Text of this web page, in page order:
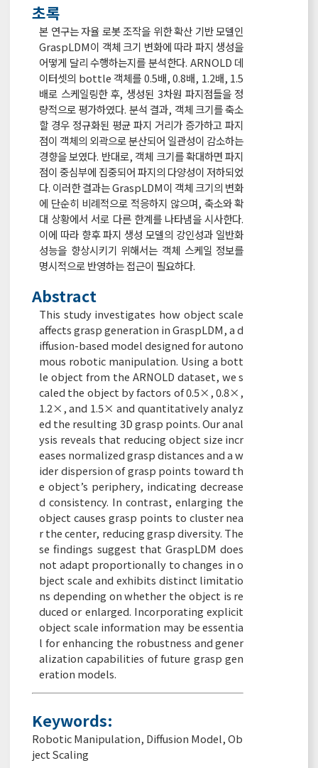
초록
본 연구는 자율 로봇 조작을 위한 확산 기반 모델인
GraspLDM이 객체 크기 변화에 따라 파지 생성을
어떻게 달리 수행하는지를 분석한다. ARNOLD 데
이터셋의 bottle 객체를 0.5배, 0.8배, 1.2배, 1.5
배로 스케일링한 후, 생성된 3차원 파지점들을 정
량적으로 평가하였다. 분석 결과, 객체 크기를 축소
할 경우 정규화된 평균 파지 거리가 증가하고 파지
점이 객체의 외곽으로 분산되어 일관성이 감소하는
경향을 보였다. 반대로, 객체 크기를 확대하면 파지
점이 중심부에 집중되어 파지의 다양성이 저하되었
다. 이러한 결과는 GraspLDM이 객체 크기의 변화
에 단순히 비례적으로 적응하지 않으며, 축소와 확
대 상황에서 서로 다른 한계를 나타냄을 시사한다.
이에 따라 향후 파지 생성 모델의 강인성과 일반화
성능을 향상시키기 위해서는 객체 스케일 정보를
명시적으로 반영하는 접근이 필요하다.
Abstract
This study investigates how object scale
affects grasp generation in GraspLDM, a d
iffusion-based model designed for autono
mous robotic manipulation. Using a bott
le object from the ARNOLD dataset, we s
caled the object by factors of 0.5×, 0.8×,
1.2×, and 1.5× and quantitatively analyz
ed the resulting 3D grasp points. Our anal
ysis reveals that reducing object size incr
eases normalized grasp distances and a w
ider dispersion of grasp points toward th
e object’s periphery, indicating decrease
d consistency. In contrast, enlarging the
object causes grasp points to cluster nea
r the center, reducing grasp diversity. The
se findings suggest that GraspLDM does
not adapt proportionally to changes in o
bject scale and exhibits distinct limitatio
ns depending on whether the object is re
duced or enlarged. Incorporating explicit
object scale information may be essentia
l for enhancing the robustness and gener
alization capabilities of future grasp gen
eration models.
Keywords:
Robotic Manipulation, Diffusion Model,Ob
ject Scaling